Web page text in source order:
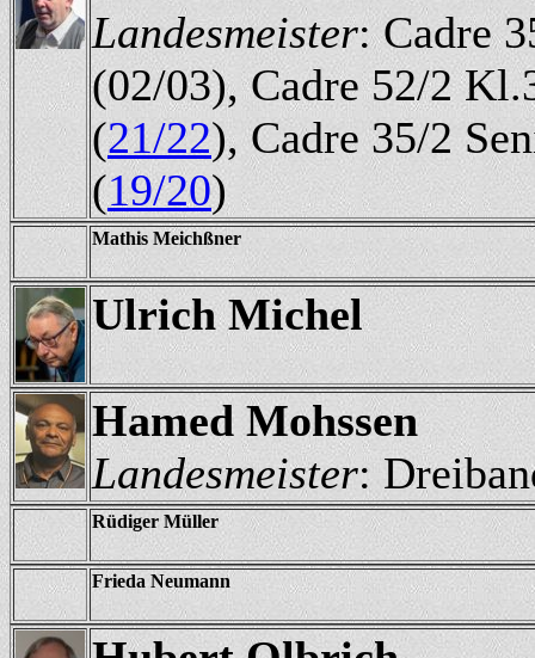
Landesmeister: Cadre
(02/03), Cadre 52/2
(21/22), Cadre 35/2
(19/20)
Mathis Meichßner
Ulrich Michel
Hamed Mohssen
Landesmeister:
Rüdiger Müller
Frieda Neumann